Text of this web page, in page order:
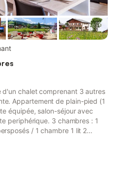
chalet comprenant 3 autres
Appartement de plain-pied (1
équipée, salon-séjour avec
periphérique. 3 chambres : 1
/ 1 chambre 1 lit 2
d'eau privative et télévision.